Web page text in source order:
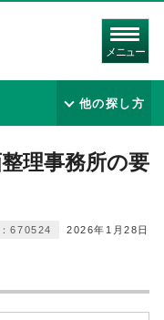
メニュー
他の探し方
理事務所の要
2026年1月28日
670524